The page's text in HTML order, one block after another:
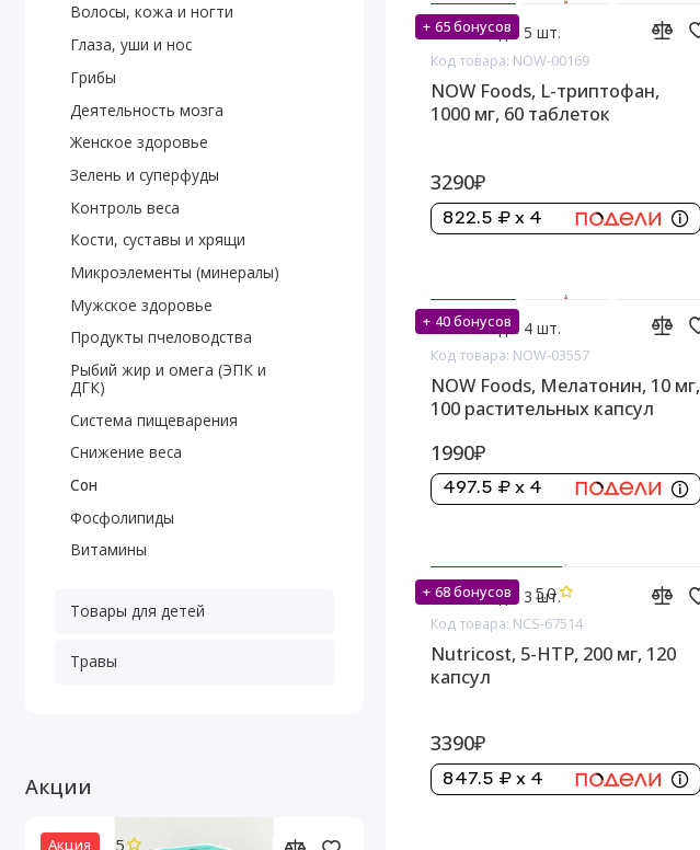
Волосы, кожа и ногти
Глаза, уши и нос
Грибы
Деятельность мозга
Женское здоровье
Зелень и суперфуды
Контроль веса
Кости, суставы и хрящи
Микроэлементы (минералы)
Мужское здоровье
Продукты пчеловодства
Рыбий жир и омега (ЭПК и
ДГК)
Система пищеварения
Снижение веса
Сон
Фосфолипиды
Витамины
Товары для детей
Травы
Акции
Акция
5
+ 65 бонусов
На складе: 5 шт.
Код товара: NOW-00169
NOW Foods, L-триптофан,
1000 мг, 60 таблеток
3290₽
822.5 ₽ x 4
+ 40 бонусов
На складе: 4 шт.
Код товара: NOW-03557
NOW Foods, Мелатонин, 10 мг,
100 растительных капсул
1990₽
497.5 ₽ x 4
+ 68 бонусов 5.0
На складе: 3 шт.
Код товара: NCS-67514
Nutricost, 5-HTP, 200 мг, 120
капсул
3390₽
847.5 ₽ x 4